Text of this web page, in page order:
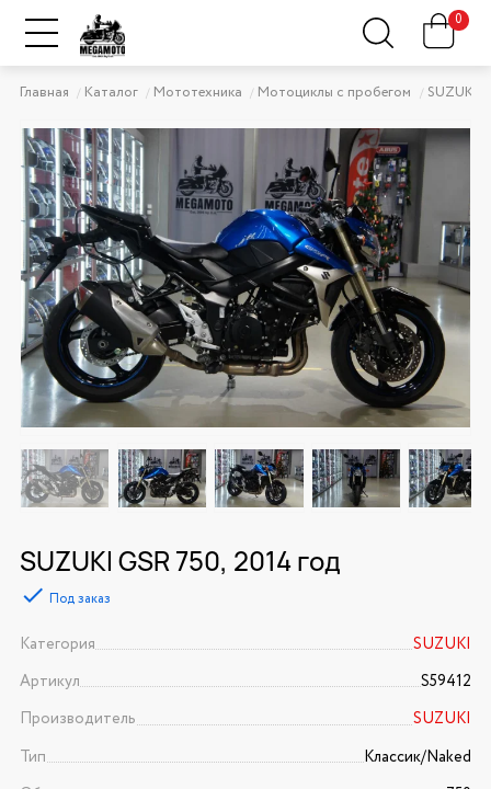
0
Главная Каталог Мототехника Мотоциклы с пробегом SUZUKI
SUZUKI GSR 750, 2014 год
Под заказ
Категория
SUZUKI
Артикул
S59412
Производитель
SUZUKI
Тип
Классик/Naked